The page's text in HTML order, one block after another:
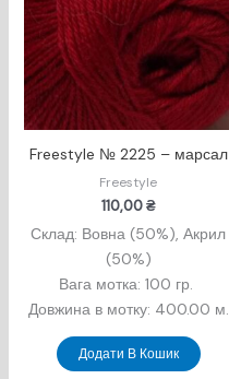
Freestyle № 2225 – марсал
Freestyle
110,00₴
Склад: Вовна (50%), Акрил
(50%)
Вага мотка: 100 гр.
Довжина в мотку: 400.00 м.
Додати В Кошик